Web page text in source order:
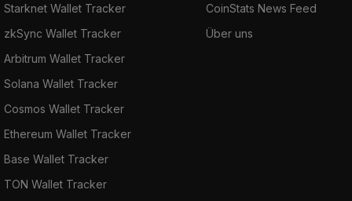
Starknet Wallet Tracker
zkSync Wallet Tracker
Arbitrum Wallet Tracker
Solana Wallet Tracker
Cosmos Wallet Tracker
Ethereum Wallet Tracker
Base Wallet Tracker
TON Wallet Tracker
CoinStats News Feed
Über uns